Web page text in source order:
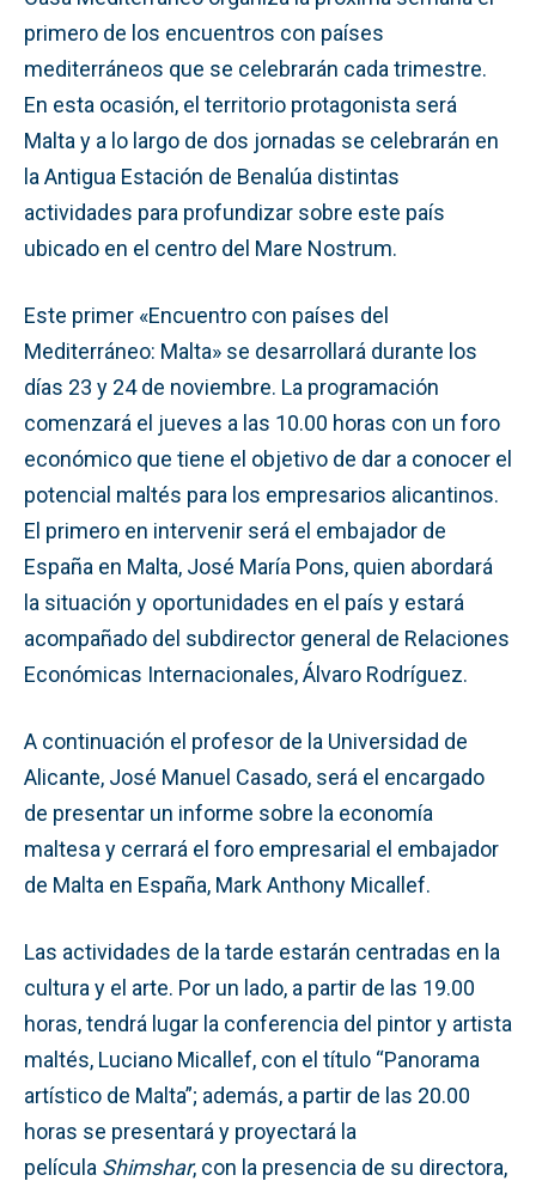
primero de los encuentros con países
mediterráneos que se celebrarán cada trimestre.
En esta ocasión, el territorio protagonista será
Malta y a lo largo de dos jornadas se celebrarán en
la Antigua Estación de Benalúa distintas
actividades para profundizar sobre este país
ubicado en el centro del Mare Nostrum.
Este primer «Encuentro con países del
Mediterráneo: Malta» se desarrollará durante los
días 23 y 24 de noviembre. La programación
comenzará el jueves a las 10.00 horas con un foro
económico que tiene el objetivo de dar a conocer el
potencial maltés para los empresarios alicantinos.
El primero en intervenir será el embajador de
España en Malta, José María Pons, quien abordará
la situación y oportunidades en el país y estará
acompañado del subdirector general de Relaciones
Económicas Internacionales, Álvaro Rodríguez.
A continuación el profesor de la Universidad de
Alicante, José Manuel Casado, será el encargado
de presentar un informe sobre la economía
maltesa y cerrará el foro empresarial el embajador
de Malta en España, Mark Anthony Micallef.
Las actividades de la tarde estarán centradas en la
cultura y el arte. Por un lado, a partir de las 19.00
horas, tendrá lugar la conferencia del pintor y artista
maltés, Luciano Micallef, con el título “Panorama
artístico de Malta”; además, a partir de las 20.00
horas se presentará y proyectará la
película Shimshar, con la presencia de su directora,